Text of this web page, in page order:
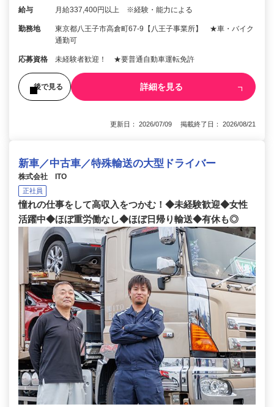
給与 月給337,400円以上 ※経験・能力による
勤務地
東京都八王子市高倉町67-9【八王子事業所】 ★車・バイク
通勤可
応募資格 未経験者歓迎！ ★要普通自動車運転免許
後で見る 詳細を見る
更新日： 2026/07/09 掲載終了日： 2026/08/21
新車／中古車／特殊輸送の大型ドライバー
株式会社 ITO
正社員
憧れの仕事をして高収入をつかむ！◆未経験歓迎◆女性
活躍中◆ほぼ重労働なし◆ほぼ日帰り輸送◆有休も◎